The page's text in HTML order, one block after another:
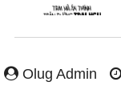
Olug Admin